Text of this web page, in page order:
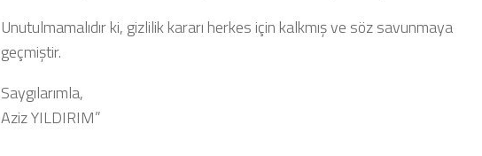
Unutulmamalıdır ki, gizlilik kararı herkes için kalkmış ve söz savunmaya
geçmiştir.
Saygılarımla,
Aziz YILDIRIM”